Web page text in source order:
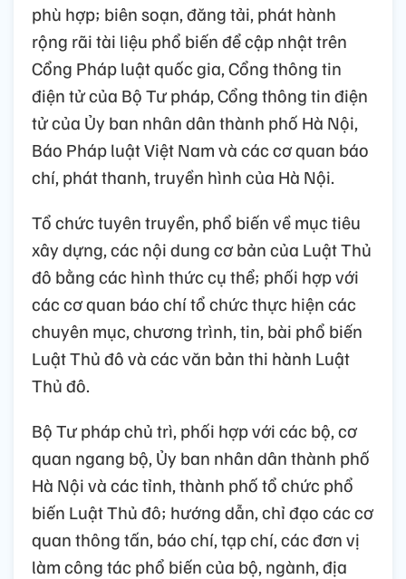
phù hợp; biên soạn, đăng tải, phát hành
rộng rãi tài liệu phổ biến để cập nhật trên
Cổng Pháp luật quốc gia, Cổng thông tin
điện tử của Bộ Tư pháp, Cổng thông tin điện
tử của Ủy ban nhân dân thành phố Hà Nội,
Báo Pháp luật Việt Nam và các cơ quan báo
chí, phát thanh, truyền hình của Hà Nội.
Tổ chức tuyên truyền, phổ biến về mục tiêu
xây dựng, các nội dung cơ bản của Luật Thủ
đô bằng các hình thức cụ thể; phối hợp với
các cơ quan báo chí tổ chức thực hiện các
chuyên mục, chương trình, tin, bài phổ biến
Luật Thủ đô và các văn bản thi hành Luật
Thủ đô.
Bộ Tư pháp chủ trì, phối hợp với các bộ, cơ
quan ngang bộ, Ủy ban nhân dân thành phố
Hà Nội và các tỉnh, thành phố tổ chức phổ
biến Luật Thủ đô; hướng dẫn, chỉ đạo các cơ
quan thông tấn, báo chí, tạp chí, các đơn vị
làm công tác phổ biến của bộ, ngành, địa